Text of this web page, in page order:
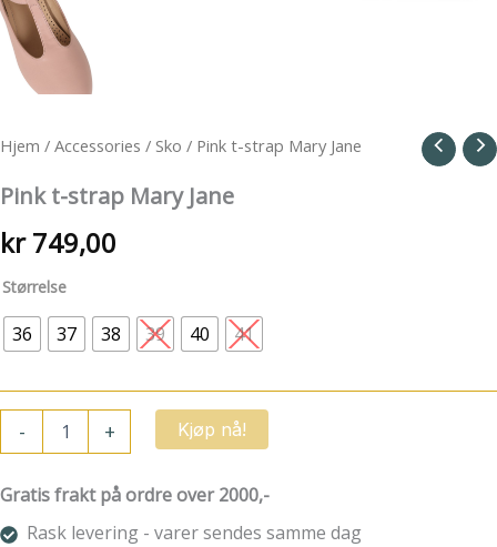
Hjem / Accessories / Sko / Pink t-strap Mary Jane
Pink t-strap Mary Jane
kr749,00
Størrelse
36 37 38 39 40 41
-
Mary
Jane
antall
+ Kjøp nå!
Gratis frakt på ordre over 2000,-
Rask levering - varer sendes samme dag